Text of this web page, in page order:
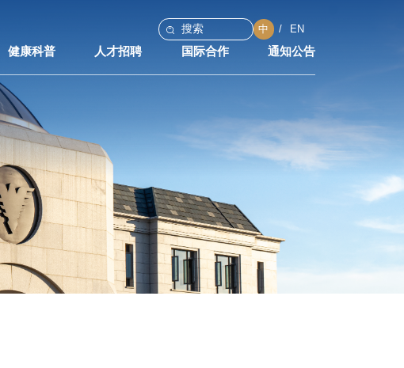
中 EN
健康科普 人才招聘 国际合作 通知公告